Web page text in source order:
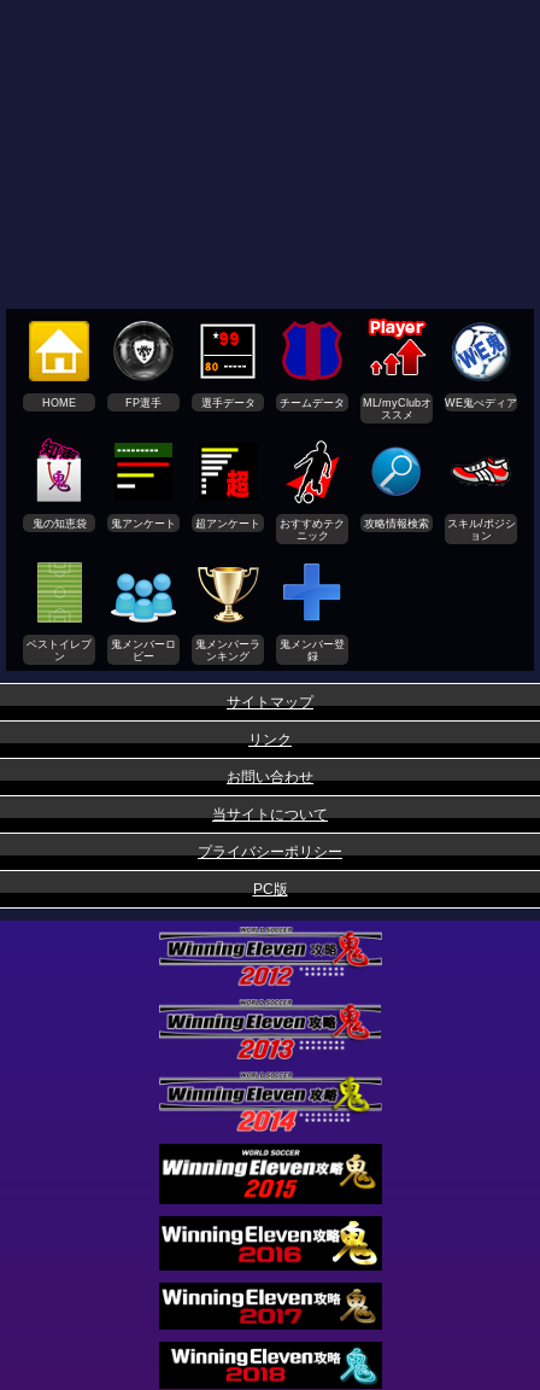
HOME FP選手 選手データ チームデータ
ML/myClubオ
ススメ
WE鬼ぺディア
鬼の知恵袋 鬼アンケート 超アンケート
おすすめテク
ニック
攻略情報検索
スキル/ポジシ
ョン
ベストイレブ
ン
鬼メンバーロ
ビー
鬼メンバーラ
ンキング
鬼メンバー登
録
サイトマップ
リンク
お問い合わせ
当サイトについて
プライバシーポリシー
PC版